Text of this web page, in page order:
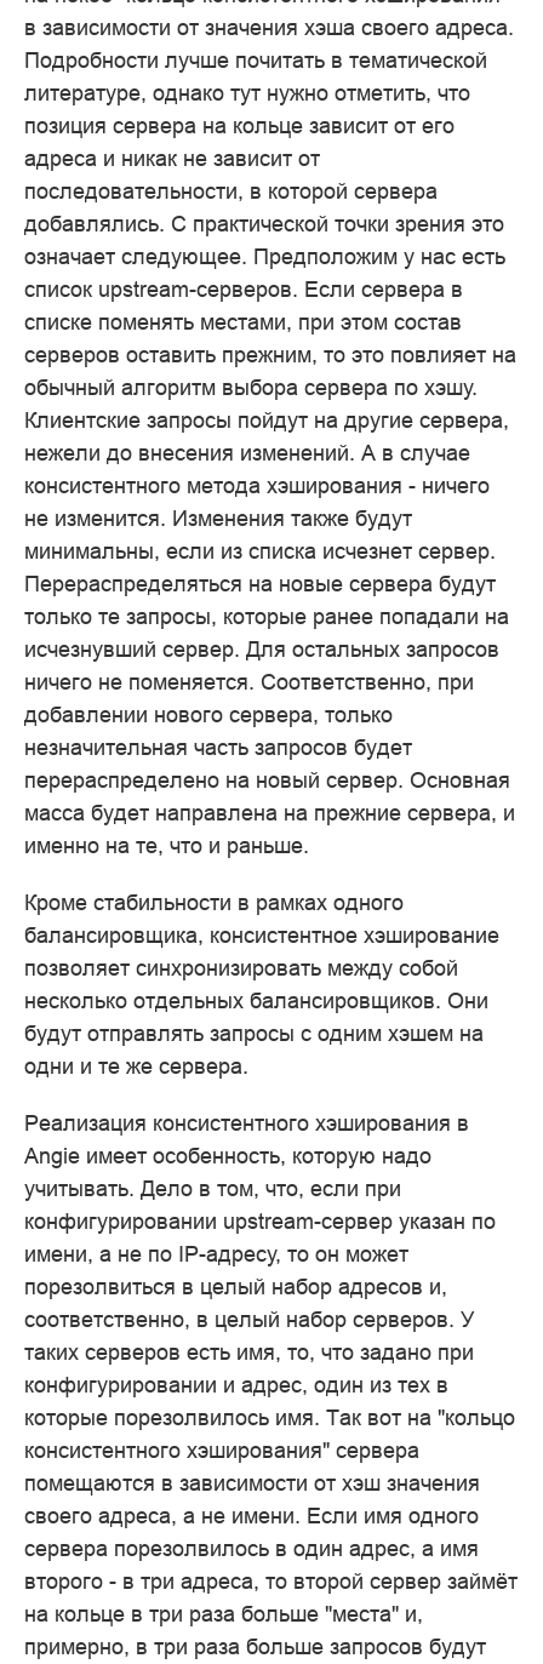
в зависимости от значения хэша своего адреса.
Подробности лучше почитать в тематической
литературе, однако тут нужно отметить, что
позиция сервера на кольце зависит от его
адреса и никак не зависит от
последовательности, в которой сервера
добавлялись. С практической точки зрения это
означает следующее. Предположим у нас есть
список upstream-серверов. Если сервера в
списке поменять местами, при этом состав
серверов оставить прежним, то это повлияет на
обычный алгоритм выбора сервера по хэшу.
Клиентские запросы пойдут на другие сервера,
нежели до внесения изменений. А в случае
консистентного метода хэширования - ничего
не изменится. Изменения также будут
минимальны, если из списка исчезнет сервер.
Перераспределяться на новые сервера будут
только те запросы, которые ранее попадали на
исчезнувший сервер. Для остальных запросов
ничего не поменяется. Соответственно, при
добавлении нового сервера, только
незначительная часть запросов будет
перераспределено на новый сервер. Основная
масса будет направлена на прежние сервера, и
именно на те, что и раньше.
Кроме стабильности в рамках одного
балансировщика, консистентное хэширование
позволяет синхронизировать между собой
несколько отдельных балансировщиков. Они
будут отправлять запросы с одним хэшем на
одни и те же сервера.
Реализация консистентного хэширования в
Angie имеет особенность, которую надо
учитывать. Дело в том, что, если при
конфигурировании upstream-сервер указан по
имени, а не по IP-адресу, то он может
порезолвиться в целый набор адресов и,
соответственно, в целый набор серверов. У
таких серверов есть имя, то, что задано при
конфигурировании и адрес, один из тех в
которые порезолвилось имя. Так вот на "кольцо
консистентного хэширования" сервера
помещаются в зависимости от хэш значения
своего адреса, а не имени. Если имя одного
сервера порезолвилось в один адрес, а имя
второго - в три адреса, то второй сервер займёт
на кольце в три раза больше "места" и,
примерно, в три раза больше запросов будут